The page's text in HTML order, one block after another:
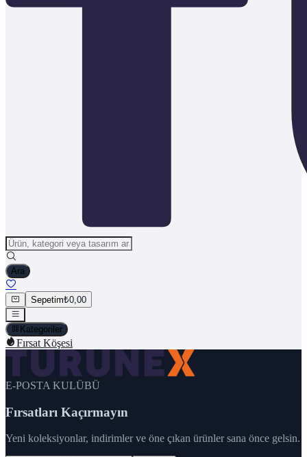
Ara
Sepetim₺0,00
Kategoriler
Fırsat Köşesi
E-POSTA KULÜBÜ
Fırsatları Kaçırmayın
Yeni koleksiyonlar, indirimler ve öne çıkan ürünler sana önce gelsin.